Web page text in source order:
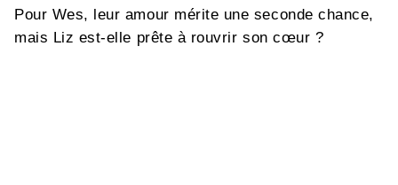
Pour Wes, leur amour mérite une seconde chance,
mais Liz est-elle prête à rouvrir son cœur ?